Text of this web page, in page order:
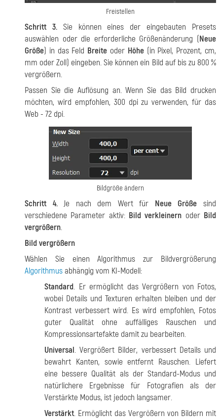
Freistellen
Schritt 3.Sie können eines der eingebauten Presets
auswählen oder die erforderliche Größenänderung (Neue
Größe) in das Feld Breite oder Höhe(in Pixel, Prozent, cm,
mm oder Zoll) eingeben. Sie können ein Bild auf bis zu 800 %
vergrößern.
Passen Sie die Auflösung an. Wenn Sie das Bild drucken
möchten, wird empfohlen, 300 dpi zu verwenden, für das
Web - 72 dpi.
Bildgröße ändern
Schritt 4.Je nach dem Wert für Neue Größe sind
verschiedene Parameter aktiv: Bild verkleinern oder Bild
vergrößern.
Bild vergrößern
Wählen Sie einen Algorithmus zur Bildvergrößerung
Algorithmusabhängig vom KI-Modell:
Standard. Er ermöglicht das Vergrößern von Fotos,
wobei Details und Texturen erhalten bleiben und der
Kontrast verbessert wird. Es wird empfohlen, Fotos
guter Qualität ohne auffälliges Rauschen und
Kompressionsartefakte damit zu bearbeiten.
Universal. Vergrößert Bilder, verbessert Details und
bewahrt Kanten, sowie entfernt Rauschen. Liefert
eine bessere Qualität als der Standard-Modus und
natürlichere Ergebnisse für Fotografien als der
Verstärkte Modus, ist jedoch langsamer.
Verstärkt. Ermöglicht das Vergrößern von Bildern mit